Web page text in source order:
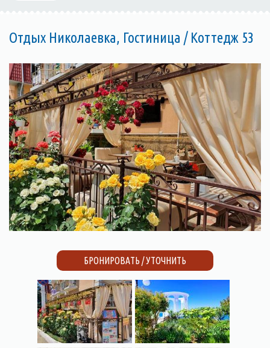
Отдых Николаевка, Гостиница / Коттедж 53
БРОНИРОВАТЬ / УТОЧНИТЬ